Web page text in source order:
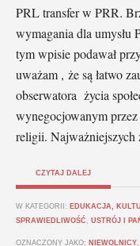
PRL transfer w PRR.
wymagania dla umysłu
tym wpisie podawał
uważam , że są łatwo
obserwatora życia
wynegocjowanym
religii. Najważniejszych
CZYTAJ DALEJ
W KATEGORII: EDUKACJA,
SPRAWIEDLIWOŚĆ
USTRÓJ I
OZNACZONY JAKO: NIEWOLNICY